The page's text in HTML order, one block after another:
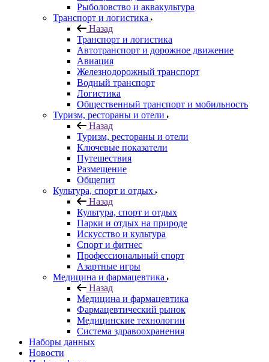
Рыболовство и аквакультура
Транспорт и логистика
Назад
Транспорт и логистика
Автотранспорт и дорожное движение
Авиация
Железнодорожный транспорт
Водный транспорт
Логистика
Общественный транспорт и мобильность
Туризм, рестораны и отели
Назад
Туризм, рестораны и отели
Ключевые показатели
Путешествия
Размещение
Общепит
Культура, спорт и отдых
Назад
Культура, спорт и отдых
Парки и отдых на природе
Искусство и культура
Спорт и фитнес
Профессиональный спорт
Азартные игры
Медицина и фармацевтика
Назад
Медицина и фармацевтика
Фармацевтический рынок
Медицинские технологии
Система здравоохранения
Наборы данных
Новости